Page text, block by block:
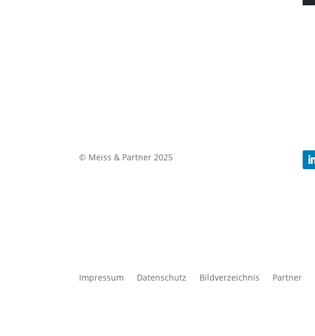
© Meiss & Partner 2025
Impressum Datenschutz Bildverzeichnis Partner